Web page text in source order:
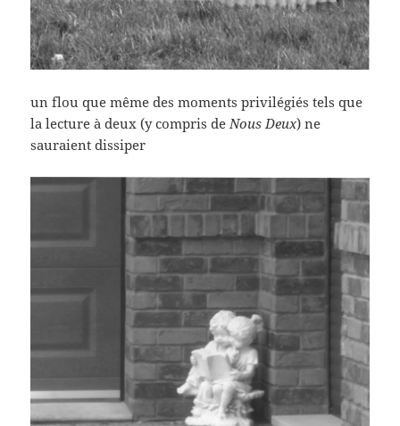
un flou que même des moments privilégiés tels que
la lecture à deux (y compris de Nous Deux) ne
sauraient dissiper